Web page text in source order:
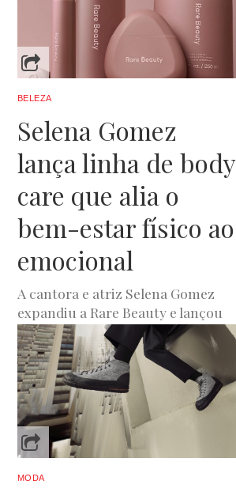
JOANA DE OLIVEIRA MARÇO 22, 2024
BELEZA
Selena Gomez
lança linha de body
care que alia o
bem-estar físico ao
emocional
A cantora e atriz Selena Gomez
expandiu a Rare Beauty e lançou
uma gama de body care composta
por quatro produtos. ...
JOANA DE OLIVEIRA DEZEMBRO 20, 2023
MODA